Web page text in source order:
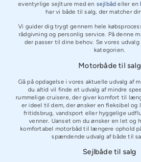
eventyrlige sejlture med en sejlbåd eller en
har vi både til salg, der matcher
Vi guider dig trygt gennem hele
rådgivning og personlig service. På denne
der passer til dine behov. Se vores
kategorien.
Motorbåde til salg
Gå på opdagelse i vores aktuelle udvalg af
du altid vil finde et udvalg af mindre
rummelige cruisere, der giver komfort til
er ideel til dem, der ønsker en fleksibel og
fritidsbrug, vandsport eller hyggelige
venner. Uanset om du ønsker en let og
komfortabel motorbåd til længere ophold
spændende udvalg af både til
Sejlbåde til salg